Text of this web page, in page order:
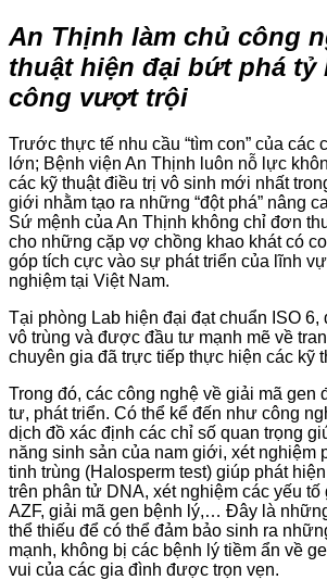
An Thịnh làm chủ công
thuật hiện đại bứt phá tỷ
công vượt trội
Trước thực tế nhu cầu “tìm con” của các
lớn; Bệnh viện An Thịnh luôn nỗ lực
các kỹ thuật điều trị vô sinh mới nhất
giới nhằm tạo ra những “đột phá” nâng
Sứ mệnh của An Thịnh không chỉ đơn
cho những cặp vợ chồng khao khát có
góp tích cực vào sự phát triển của lĩnh
nghiệm tại Việt Nam.
Tại phòng Lab hiện đại đạt chuẩn ISO 6,
vô trùng và được đầu tư mạnh mẽ về
chuyên gia đã trực tiếp thực hiện các kỹ
Trong đó, các công nghệ về giải mã gen
tư, phát triển. Có thể kể đến như công
dịch đồ xác định các chỉ số quan trọng
năng sinh sản của nam giới, xét nghiệm
tinh trùng (Halosperm test) giúp phát
trên phân tử DNA, xét nghiệm các yếu tố
AZF, giải mã gen bệnh lý,… Đây là
thể thiếu để có thể đảm bảo sinh ra
mạnh, không bị các bệnh lý tiềm ẩn về
vui của các gia đình được trọn vẹn.